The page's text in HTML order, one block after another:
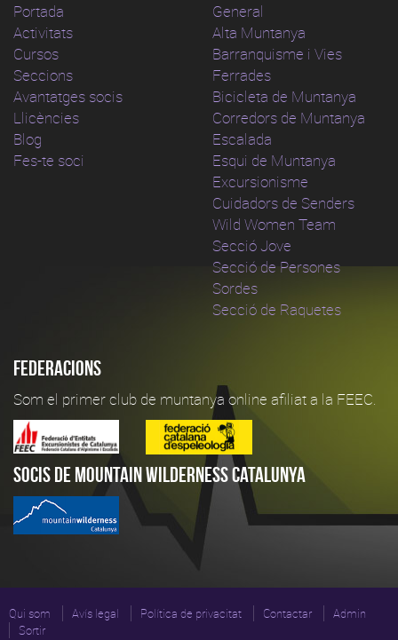
Portada
Activitats
Cursos
Seccions
Avantatges socis
Llicències
Blog
Fes-te soci
General
Alta Muntanya
Barranquisme i Vies
Ferrades
Bicicleta de Muntanya
Corredors de Muntanya
Escalada
Esqui de Muntanya
Excursionisme
Cuidadors de Senders
Wild Women Team
Secció Jove
Secció de Persones
Sordes
Secció de Raquetes
Federacions
Som el primer club de muntanya online afiliat a la FEEC.
Socis de Mountain Wilderness Catalunya
Qui som Avís legal Política de privacitat Contactar
Admin
Sortir